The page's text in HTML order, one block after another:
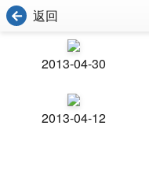
返回
2013-04-30
2013-04-12